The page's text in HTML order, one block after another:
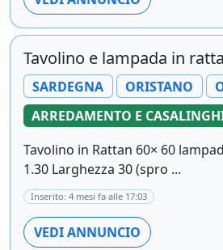
Tavolino e lampada in
SARDEGNA ORISTANO
ARREDAMENTO E
Tavolino in Rattan 60× 60
1.30 Larghezza 30 (spro ...
Inserito: 4 mesi fa alle 17:03
VEDI ANNUNCIO